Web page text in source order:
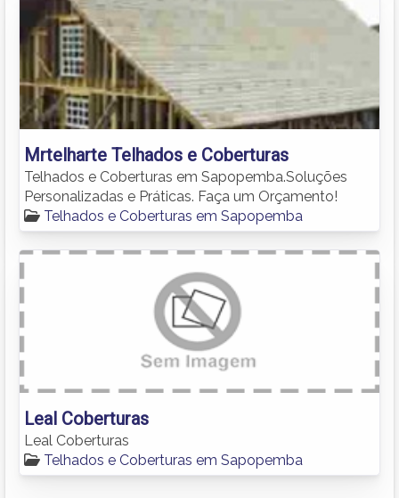
Mrtelharte Telhados e Coberturas
Telhados e Coberturas em Sapopemba.Soluções
Personalizadas e Práticas. Faça um Orçamento!
Telhados e Coberturas em Sapopemba
Leal Coberturas
Leal Coberturas
Telhados e Coberturas em Sapopemba